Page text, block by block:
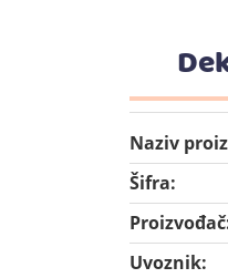
Naziv
Šifra:
Uvoznik: